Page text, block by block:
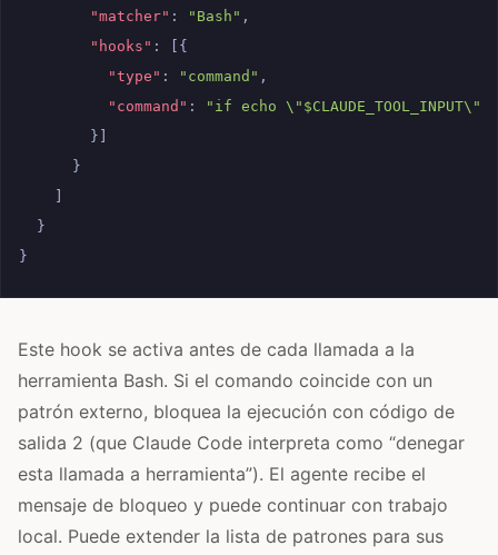
"matcher" : "Bash" ,
"hooks" :
[{
"type" : "command" ,
"command" :
"if echo
}]
}
}
}
Este hook se activa antes de cada llamada a la
herramienta Bash. Si el comando coincide con un
patrón externo, bloquea la ejecución con código de
salida 2 (que Claude Code interpreta como “denegar
esta llamada a herramienta”). El agente recibe el
mensaje de bloqueo y puede continuar con trabajo
local. Puede extender la lista de patrones para sus